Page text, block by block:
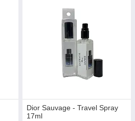
Dior Sauvage - Travel Spray
17ml